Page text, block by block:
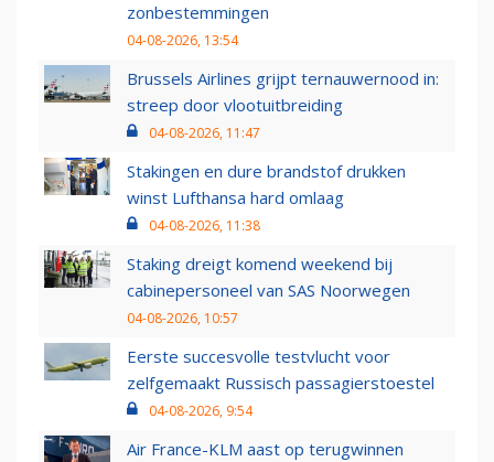
zonbestemmingen
04-08-2026, 13:54
Brussels Airlines grijpt ternauwernood in:
streep door vlootuitbreiding
04-08-2026, 11:47
Stakingen en dure brandstof drukken
winst Lufthansa hard omlaag
04-08-2026, 11:38
Staking dreigt komend weekend bij
cabinepersoneel van SAS Noorwegen
04-08-2026, 10:57
Eerste succesvolle testvlucht voor
zelfgemaakt Russisch passagierstoestel
04-08-2026, 9:54
Air France-KLM aast op terugwinnen